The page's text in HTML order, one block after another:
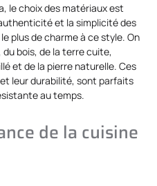
le choix des matériaux est
et la simplicité des
plus de charme à ce style. On
du bois, de la terre cuite,
et de la pierre naturelle. Ces
leur durabilité, sont parfaits
au temps.
de la cuisine